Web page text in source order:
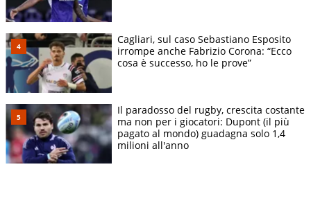
Cagliari, sul caso Sebastiano Esposito
irrompe anche Fabrizio Corona: “Ecco
cosa è successo, ho le prove”
Il paradosso del rugby, crescita costante
ma non per i giocatori: Dupont (il più
pagato al mondo) guadagna solo 1,4
milioni all'anno